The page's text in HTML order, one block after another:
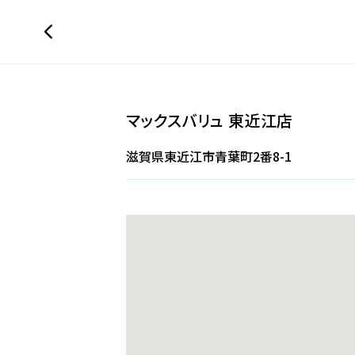
マックスバリュ 東近江店
滋賀県東近江市青葉町2番8-1